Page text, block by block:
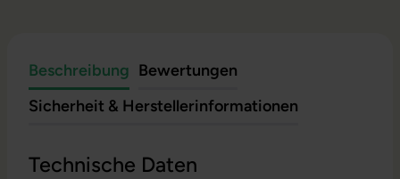
Beschreibung Bewertungen
Sicherheit & Herstellerinformationen
Technische Daten